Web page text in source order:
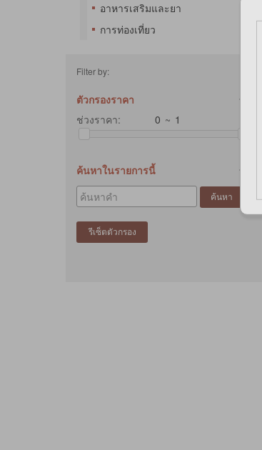
อาหารเสริมและยา
การท่องเที่ยว
Filter by:
ตัวกรองราคา
ช่วงราคา:
~
ค้นหาในรายการนี้